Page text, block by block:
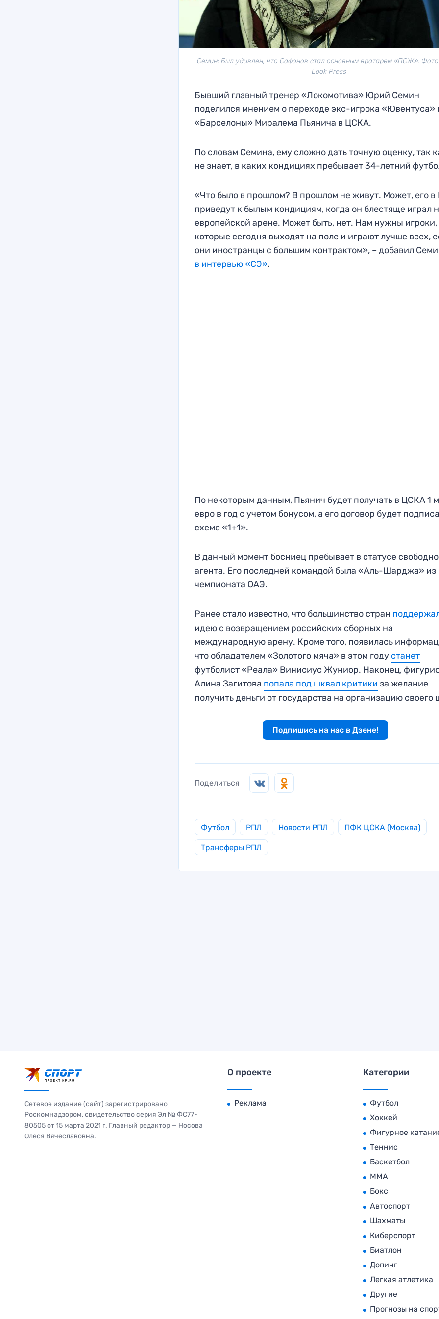
Семин: Был удивлен, что Сафонов стал основным вратарем «ПСЖ».
Look Press
Бывший главный тренер «Локомотива» Юрий Семин
поделился мнением о переходе экс-игрока «Ювентуса»
«Барселоны» Миралема Пьянича в ЦСКА.
По словам Семина, ему сложно дать точную оценку, так
не знает, в каких кондициях пребывает 34-летний
«Что было в прошлом? В прошлом не живут. Может, его
приведут к былым кондициям, когда он блестяще играл
европейской арене. Может быть, нет. Нам нужны игроки,
которые сегодня выходят на поле и играют лучше всех,
они иностранцы с большим контрактом», – добавил
в интервью «СЭ».
По некоторым данным, Пьянич будет получать в ЦСКА 1
евро в год с учетом бонусом, а его договор будет
схеме «1+1».
В данный момент босниец пребывает в статусе
агента. Его последней командой была «Аль-Шарджа» из
чемпионата ОАЭ.
Ранее стало известно, что большинство стран
идею с возвращением российских сборных на
международную арену. Кроме того, появилась
что обладателем «Золотого мяча» в этом году станет
футболист «Реала» Винисиус Жуниор. Наконец,
Алина Загитова попала под шквал критики за желание
получить деньги от государства на организацию своего
Подпишись на нас в Дзене!
Поделиться
Футбол РПЛ Новости РПЛ ПФК ЦСКА (Москва)
Трансферы РПЛ
Сетевое издание (сайт) зарегистрировано
Роскомнадзором, свидетельство серия Эл № ФС77-
80505 от 15 марта 2021 г. Главный редактор — Носова
Олеся Вячеславовна.
О проекте
Реклама
Категории
Футбол
Хоккей
Фигурное
Теннис
Баскетбол
MMA
Бокс
Автоспорт
Шахматы
Киберспорт
Биатлон
Допинг
Легкая атлетика
Другие
Прогнозы на